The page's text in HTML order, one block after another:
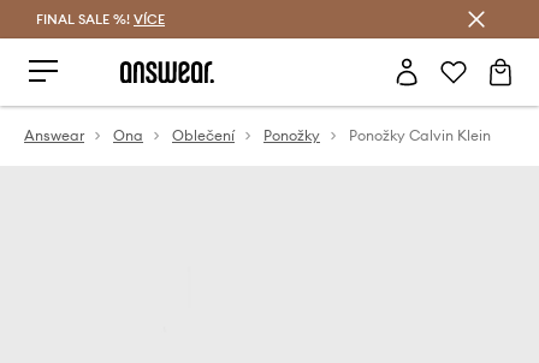
FINAL SALE %! VÍCE
Answear Ona Oblečení Ponožky Ponožky Calvin Klein